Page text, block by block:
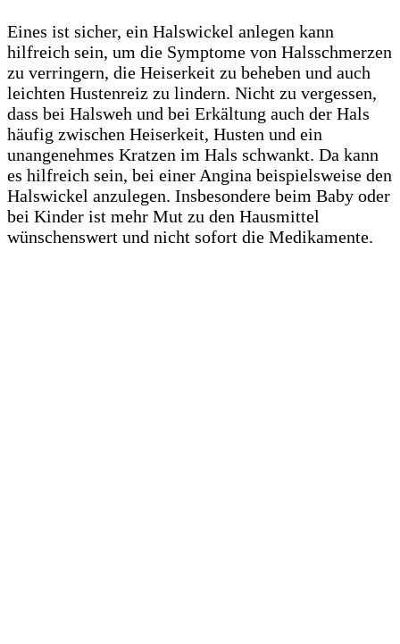
Eines ist sicher, ein Halswickel anlegen kann
hilfreich sein, um die Symptome von Halsschmerzen
zu verringern, die Heiserkeit zu beheben und auch
leichten Hustenreiz zu lindern. Nicht zu vergessen,
dass bei Halsweh und bei Erkältung auch der Hals
häufig zwischen Heiserkeit, Husten und ein
unangenehmes Kratzen im Hals schwankt. Da kann
es hilfreich sein, bei einer Angina beispielsweise den
Halswickel anzulegen. Insbesondere beim Baby oder
bei Kinder ist mehr Mut zu den Hausmittel
wünschenswert und nicht sofort die Medikamente.